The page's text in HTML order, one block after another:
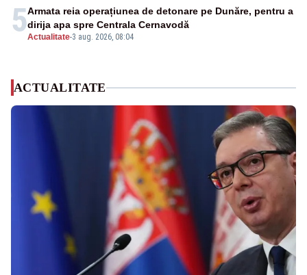
5Actualitate-3 aug. 2026, 08:04
Armata reia operațiunea de detonare pe Dunăre, pentru a
dirija apa spre Centrala Cernavodă
ACTUALITATE